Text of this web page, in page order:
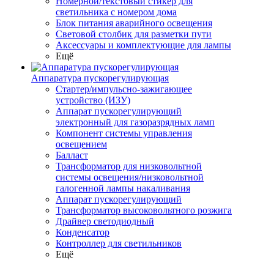
светильника с номером дома
Блок питания аварийного освещения
Световой столбик для разметки пути
Аксессуары и комплектующие для лампы
Ещё
Аппаратура пускорегулирующая
Стартер/импульсно-зажигающее
устройство (ИЗУ)
Аппарат пускорегулирующий
электронный для газоразрядных ламп
Компонент системы управления
освещением
Балласт
Трансформатор для низковольтной
системы освещения/низковольтной
галогенной лампы накаливания
Аппарат пускорегулирующий
Трансформатор высоковольтного розжига
Драйвер светодиодный
Конденсатор
Контроллер для светильников
Ещё